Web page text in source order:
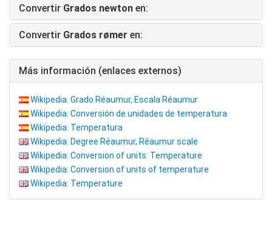
Convertir Grados newton en:
Convertir Grados rømer en:
Más información (enlaces externos)
Wikipedia: Grado Réaumur, Escala Réaumur
Wikipedia: Conversión de unidades de temperatura
Wikipedia: Temperatura
Wikipedia: Degree Réaumur, Réaumur scale
Wikipedia: Conversion of units: Temperature
Wikipedia: Conversion of units of temperature
Wikipedia: Temperature